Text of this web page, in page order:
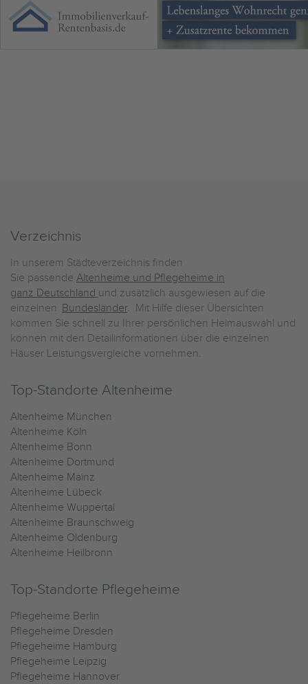
Verzeichnis
In unserem Städteverzeichnis finden
Sie passende Altenheime und Pflegeheime in
ganz Deutschland und zusätzlich ausgewiesen auf die
einzelnen Bundesländer. Mit Hilfe dieser Übersichten
kommen Sie schnell zu Ihrer persönlichen Heimauswahl und
können mit den Detailinformationen über die einzelnen
Häuser Leistungsvergleiche vornehmen.
Top-Standorte Altenheime
Altenheime München
Altenheime Köln
Altenheime Bonn
Altenheime Dortmund
Altenheime Mainz
Altenheime Lübeck
Altenheime Wuppertal
Altenheime Braunschweig
Altenheime Oldenburg
Altenheime Heilbronn
Top-Standorte Pflegeheime
Pflegeheime Berlin
Pflegeheime Dresden
Pflegeheime Hamburg
Pflegeheime Leipzig
Pflegeheime Hannover